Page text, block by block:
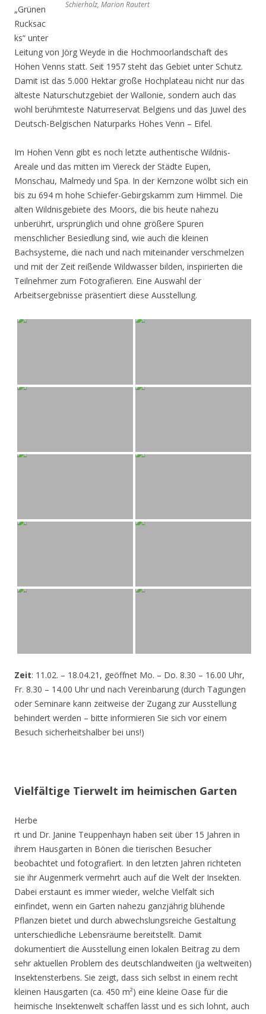
Schierholz, Marion Rautert
„Grünen
Rucksac
ks“ unter
Leitung von Jörg Weyde in die Hochmoorlandschaft des
Hohen Venns statt. Seit 1957 steht das Gebiet unter Schutz.
Damit ist das 5.000 Hektar große Hochplateau nicht nur das
älteste Naturschutzgebiet der Wallonie, sondern auch das
wohl berühmteste Naturreservat Belgiens und das Juwel des
Deutsch-Belgischen Naturparks Hohes Venn – Eifel.
Im Hohen Venn gibt es noch letzte authentische Wildnis-
Areale und das mitten im Viereck der Städte Eupen,
Monschau, Malmedy und Spa. In der Kernzone wölbt sich ein
bis zu 694 m hohe Schiefer-Gebirgskamm zum Himmel. Die
alten Wildnisgebiete des Moors, die bis heute nahezu
unberührt, ursprünglich und ohne größere Spuren
menschlicher Besiedlung sind, wie auch die kleinen
Bachsysteme, die nach und nach miteinander verschmelzen
und mit der Zeit reißende Wildwasser bilden, inspirierten die
Teilnehmer zum Fotografieren. Eine Auswahl der
Arbeitsergebnisse präsentiert diese Ausstellung.
Zeit: 11.02. – 18.04.21, geöffnet Mo. – Do. 8.30 – 16.00 Uhr,
Fr. 8.30 – 14.00 Uhr und nach Vereinbarung (durch Tagungen
oder Seminare kann zeitweise der Zugang zur Ausstellung
behindert werden – bitte informieren Sie sich vor einem
Besuch sicherheitshalber bei uns!)
Vielfältige Tierwelt im heimischen Garten
Herbe
rt und Dr. Janine Teuppenhayn haben seit über 15 Jahren in
ihrem Hausgarten in Bönen die tierischen Besucher
beobachtet und fotografiert. In den letzten Jahren richteten
sie ihr Augenmerk vermehrt auch auf die Welt der Insekten.
Dabei erstaunt es immer wieder, welche Vielfalt sich
einfindet, wenn ein Garten nahezu ganzjährig blühende
Pflanzen bietet und durch abwechslungsreiche Gestaltung
unterschiedliche Lebensräume bereitstellt. Damit
dokumentiert die Ausstellung einen lokalen Beitrag zu dem
sehr aktuellen Problem des deutschlandweiten (ja weltweiten)
Insektensterbens. Sie zeigt, dass sich selbst in einem recht
kleinen Hausgarten (ca. 450 m²) eine kleine Oase für die
heimische Insektenwelt schaffen lässt und es sich lohnt, auch